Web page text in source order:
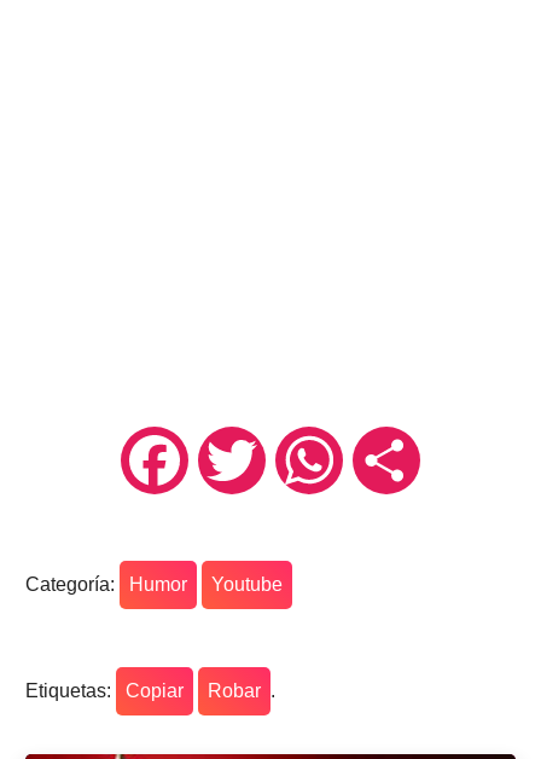
FacebookTwitter WhatsAppCompartir
Categoría: Humor Youtube
Etiquetas: Copiar Robar .